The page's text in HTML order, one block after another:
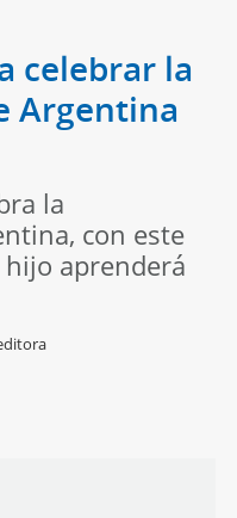
celebrar la
Argentina
la
con este
aprenderá